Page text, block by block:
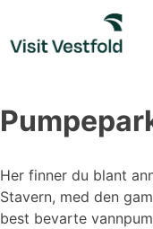
content
Her finner du blant
Stavern, med den
best bevarte